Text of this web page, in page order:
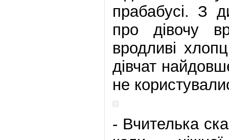
прабабусі. З
про дівочу
вродливі
дівчат
не
- Вчителька